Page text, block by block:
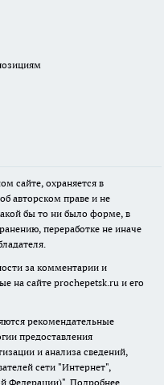
сайте, охраняется в
авторском праве и не
бы то ни было форме, в
переработке не иначе
за комментарии и
на сайте prochepetsk.ru и его
рекомендательные
предоставления
и анализа сведений,
сети "Интернет",
Федерации)". Подробнее